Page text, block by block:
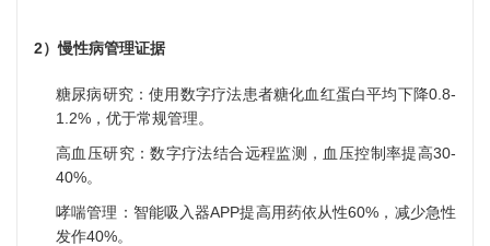
2）慢性病管理证据
糖尿病研究：使用数字疗法患者糖化血红蛋白平均下降0.8-
1.2%，优于常规管理。
高血压研究：数字疗法结合远程监测，血压控制率提高30-
40%。
哮喘管理：智能吸入器APP提高用药依从性60%，减少急性
发作40%。